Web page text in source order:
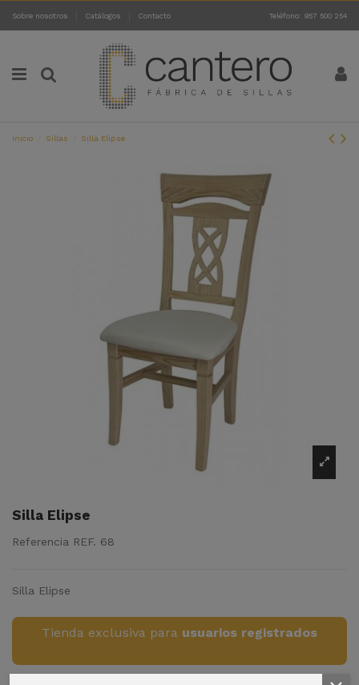
Sobre nosotros Catálogos Contacto Teléfono: 957 500 254
Inicio Sillas Silla Elipse
Silla Elipse
Referencia REF. 68
Silla Elipse
Tienda exclusiva para usuarios registrados